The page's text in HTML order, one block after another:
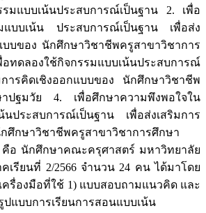
มแบบเน้นประสบการณ์เป็นฐาน 2. เพื่อ
แบบเน้น ประสบการณ์เป็นฐาน เพื่อส่ง
บบของ นักศึกษาวิชาชีพครูสาขาวิชาการ
ดลองใช้กิจกรรมแบบเน้นประสบการณ์
การคิดเชิงออกแบบของ นักศึกษาวิชาชีพ
าปฐมวัย 4. เพื่อศึกษาความพึงพอใจใน
นประสบการณ์เป็นฐาน เพื่อส่งเสริมการ
ศึกษาวิชาชีพครูสาขาวิชาการศึกษา
คือ นักศึกษาคณะครุศาสตร์ มหาวิทยาลัย
เรียนที่ 2/2566 จำนวน 24 คน ได้มาโดย
รื่องมือที่ใช้ 1) แบบสอบถามแนวคิด และ
ปแบบการเรียนการสอนแบบเน้น